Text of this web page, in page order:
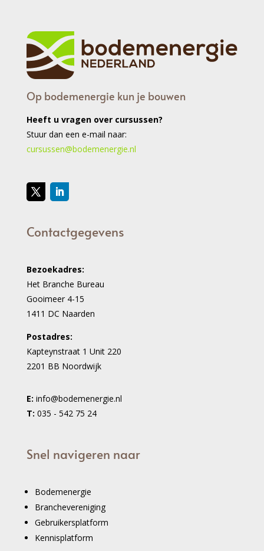
Op bodemenergie kun je bouwen
Heeft u vragen over cursussen?
Stuur dan een e-mail naar:
cursussen@bodemenergie.nl
Contactgegevens
Bezoekadres:
Het Branche Bureau
Gooimeer 4-15
1411 DC Naarden
Postadres:
Kapteynstraat 1 Unit 220
2201 BB Noordwijk
E: info@bodemenergie.nl
T: 035 - 542 75 24
Snel navigeren naar
Bodemenergie
Branchevereniging
Gebruikersplatform
Kennisplatform